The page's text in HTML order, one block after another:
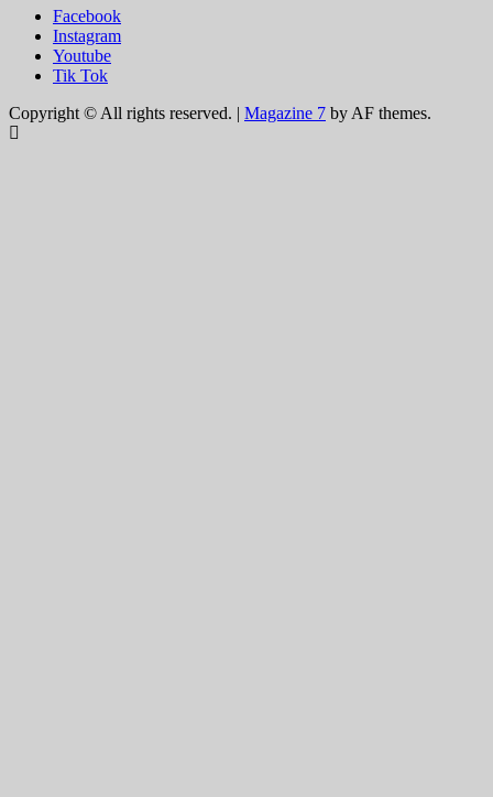
Facebook
Instagram
Youtube
Tik Tok
Copyright © All rights reserved. | Magazine 7 by AF themes.